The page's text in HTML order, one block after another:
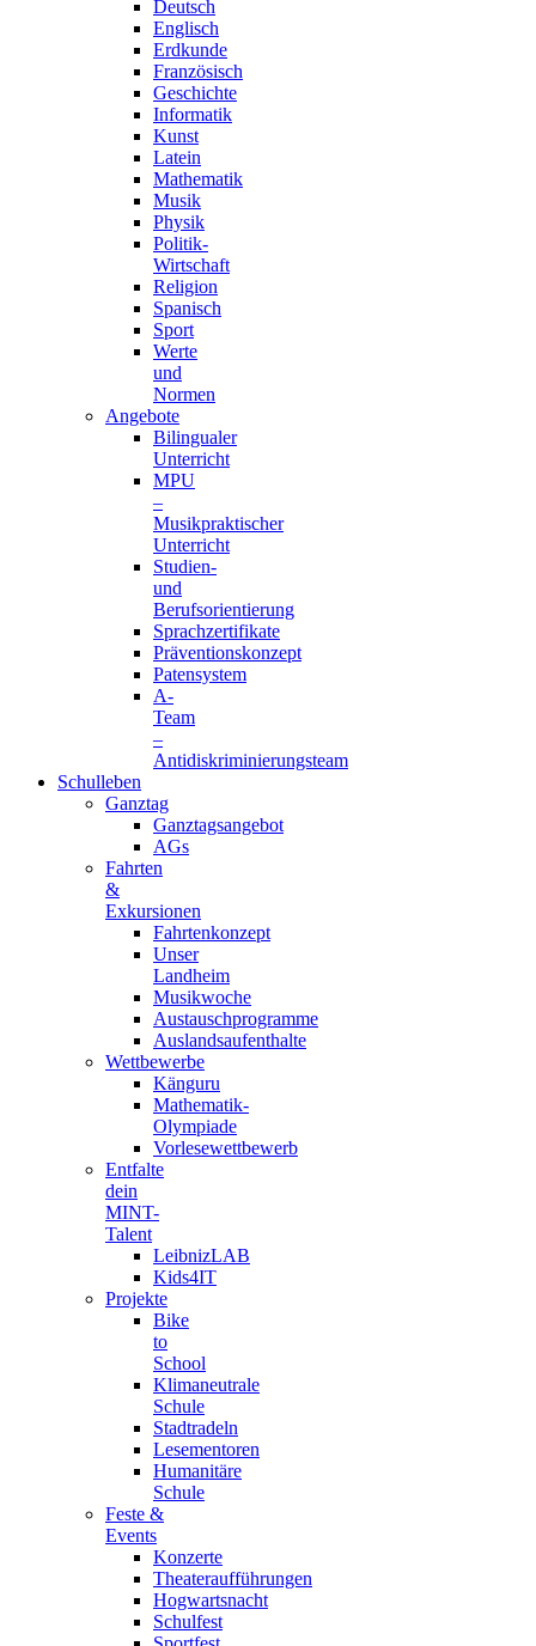
Deutsch
Englisch
Erdkunde
Französisch
Geschichte
Informatik
Kunst
Latein
Mathematik
Musik
Physik
Politik-
Wirtschaft
Religion
Spanisch
Sport
Werte
und
Normen
Angebote
Bilingualer
Unterricht
MPU
–
Musikpraktischer
Unterricht
Studien-
und
Berufsorientierung
Sprachzertifikate
Präventionskonzept
Patensystem
A-
Team
–
Antidiskriminierungsteam
Schulleben
Ganztag
Ganztagsangebot
AGs
Fahrten
&
Exkursionen
Fahrtenkonzept
Unser
Landheim
Musikwoche
Austauschprogramme
Auslandsaufenthalte
Wettbewerbe
Känguru
Mathematik-
Olympiade
Vorlesewettbewerb
Entfalte
dein
MINT-
Talent
LeibnizLAB
Kids4IT
Projekte
Bike
to
School
Klimaneutrale
Schule
Stadtradeln
Lesementoren
Humanitäre
Schule
Feste &
Events
Konzerte
Theateraufführungen
Hogwartsnacht
Schulfest